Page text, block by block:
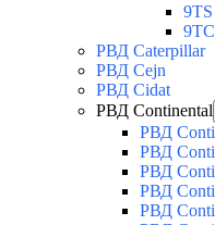
РВД Caterpillar
РВД Cejn
РВД Cidat
РВД Continental
РВД
РВД
РВД
РВД
РВД